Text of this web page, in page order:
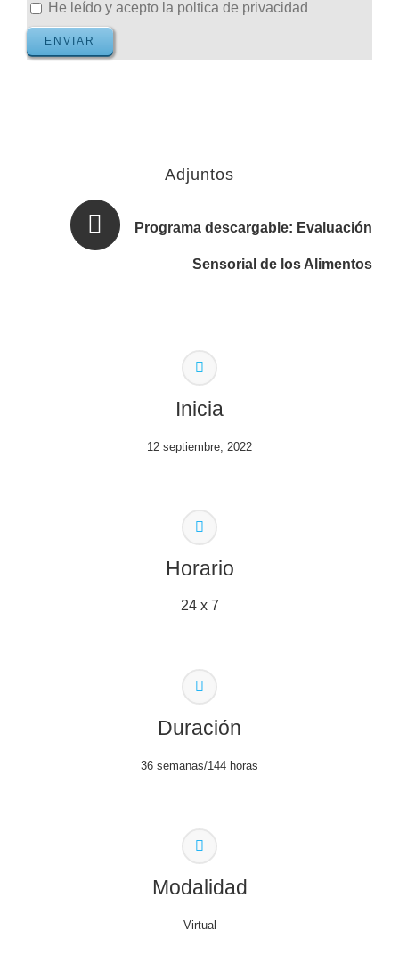
He leído y acepto la poltica de privacidad
Adjuntos
Programa descargable: Evaluación
Sensorial de los Alimentos
Inicia
12 septiembre, 2022
Horario
24 x 7
Duración
36 semanas/144 horas
Modalidad
Virtual